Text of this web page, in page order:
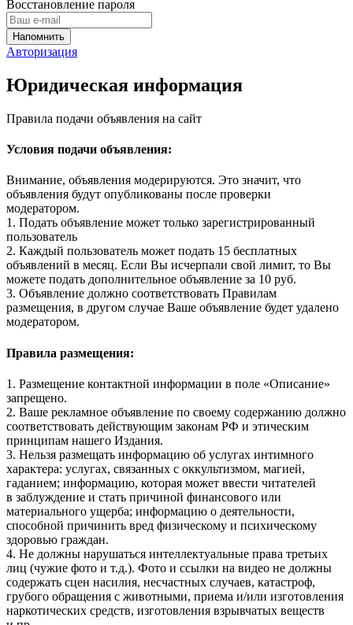
Восстановление пароля
Авторизация
Юридическая информация
Правила подачи объявления на сайт
Условия подачи объявления:
Внимание, объявления модерируются. Это значит, что
объявления будут опубликованы после проверки
модератором.
1. Подать объявление может только зарегистрированный
пользователь
2. Каждый пользователь может подать 15 бесплатных
объявлений в месяц. Если Вы исчерпали свой лимит, то Вы
можете подать дополнительное объявление за 10 руб.
3. Объявление должно соответствовать Правилам
размещения, в другом случае Ваше объявление будет удалено
модератором.
Правила размещения:
1. Размещение контактной информации в поле «Описание»
запрещено.
2. Ваше рекламное объявление по своему содержанию должно
соответствовать действующим законам РФ и этическим
принципам нашего Издания.
3. Нельзя размещать информацию об услугах интимного
характера: услугах, связанных с оккультизмом, магией,
гаданием; информацию, которая может ввести читателей
в заблуждение и стать причиной финансового или
материального ущерба; информацию о деятельности,
способной причинить вред физическому и психическому
здоровью граждан.
4. Не должны нарушаться интеллектуальные права третьих
лиц (чужие фото и т.д.). Фото и ссылки на видео не должны
содержать сцен насилия, несчастных случаев, катастроф,
грубого обращения с животными, приема и/или изготовления
наркотических средств, изготовления взрывчатых веществ